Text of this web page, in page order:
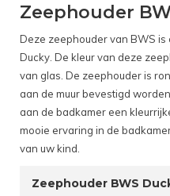
Zeephouder
Deze zeephouder van BWS
Ducky. De kleur van deze
van glas. De zeephouder is
aan de muur bevestigd
aan de badkamer een
mooie ervaring in de
van uw kind.
Zeephouder BWS